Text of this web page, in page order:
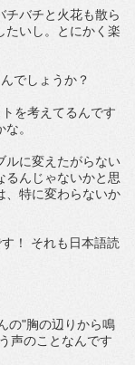
チバチと火花も散ら
たいし。とにかく楽
でしょうか？
を考えてるんです
。
ルに変えたがらない
るんじゃないかと思
、特に変わらないか
！ それも日本語読
の"胸の辺りから鳴
声のことなんです